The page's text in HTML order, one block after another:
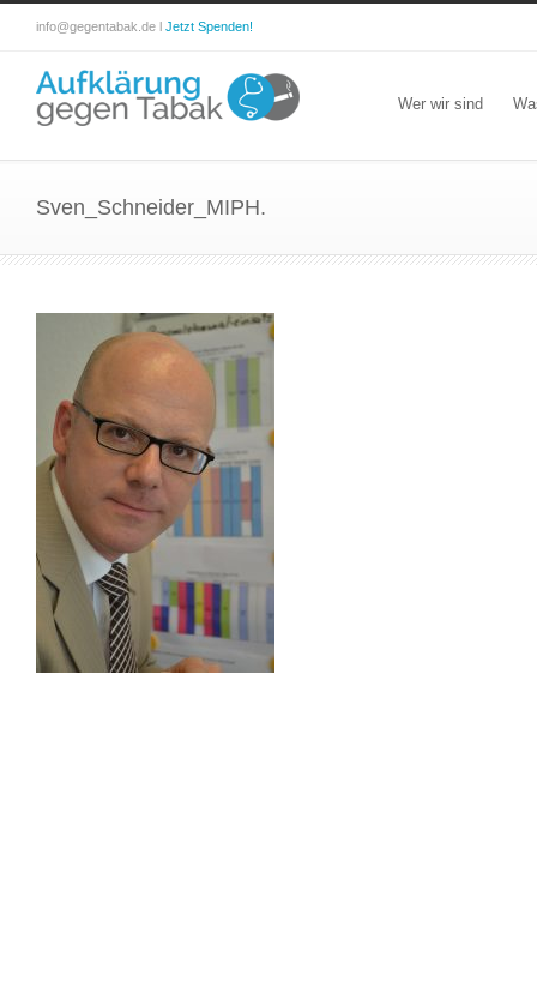
info@gegentabak.de l Jetzt Spenden!
Wer wir sind
Sven_Schneider_MIPH.